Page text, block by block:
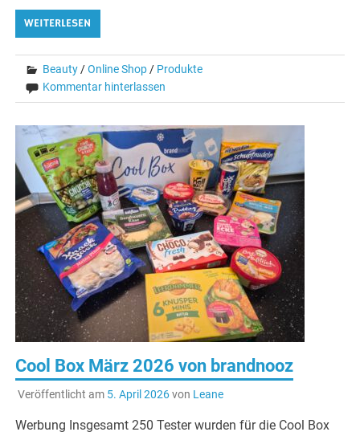
WEITERLESEN
Beauty /Online Shop / Produkte
Kommentar hinterlassen
Cool Box März 2026 von brandnooz
Veröffentlicht am 5. April 2026von Leane
Werbung Insgesamt 250 Tester wurden für die Cool Box